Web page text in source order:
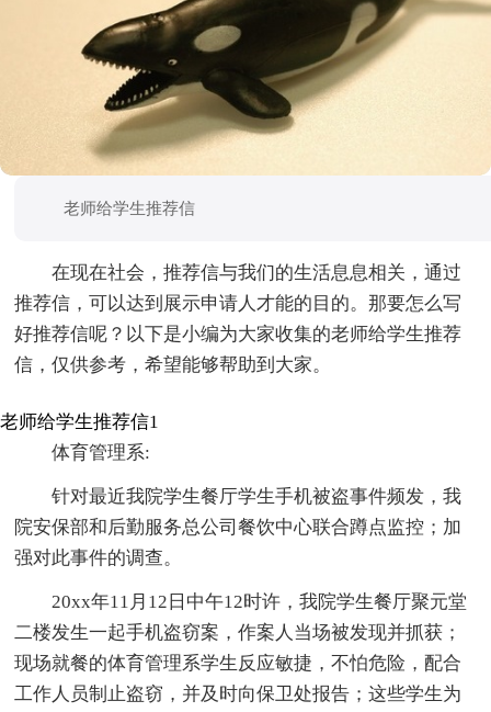
老师给学生推荐信
在现在社会，推荐信与我们的生活息息相关，通过
推荐信，可以达到展示申请人才能的目的。那要怎么写
好推荐信呢？以下是小编为大家收集的老师给学生推荐
信，仅供参考，希望能够帮助到大家。
老师给学生推荐信1
体育管理系:
针对最近我院学生餐厅学生手机被盗事件频发，我
院安保部和后勤服务总公司餐饮中心联合蹲点监控；加
强对此事件的调查。
20xx年11月12日中午12时许，我院学生餐厅聚元堂
二楼发生一起手机盗窃案，作案人当场被发现并抓获；
现场就餐的体育管理系学生反应敏捷，不怕危险，配合
工作人员制止盗窃，并及时向保卫处报告；这些学生为